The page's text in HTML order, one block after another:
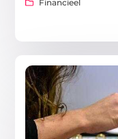
Financieel